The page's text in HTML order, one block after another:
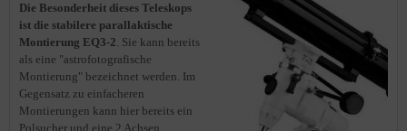
Die Besonderheit dieses Teleskops
ist die stabilere parallaktische
Montierung EQ3-2. Sie kann bereits
als eine "astrofotografische
Montierung" bezeichnet werden. Im
Gegensatz zu einfacheren
Montierungen kann hier bereits ein
Polsucher und eine 2 Achsen